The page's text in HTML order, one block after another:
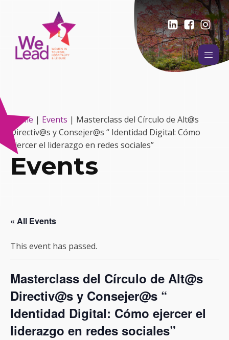
Home | Events | Masterclass del Círculo de Alt@s
Directiv@s y Consejer@s “ Identidad Digital: Cómo
ejercer el liderazgo en redes sociales”
Events
« All Events
This event has passed.
Masterclass del Círculo de Alt@s
Directiv@s y Consejer@s “
Identidad Digital: Cómo ejercer el
liderazgo en redes sociales”